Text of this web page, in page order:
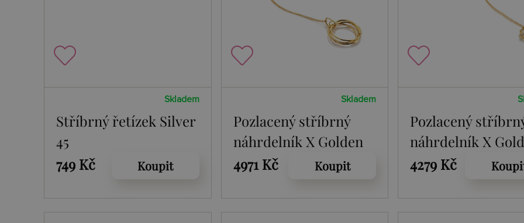
Skladem
Stříbrný řetízek Silver
45
749 Kč
Koupit
Skladem
Pozlacený stříbrný
náhrdelník X Golden
Edit String DP1109
4971 Kč Koupit
Pozlacený
náhrdelník X
Edit Tender
4279 Kč